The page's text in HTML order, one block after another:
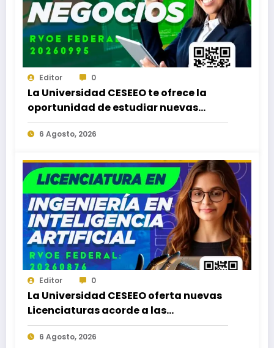
Editor 0
La Universidad CESEEO te ofrece la
oportunidad de estudiar nuevas
Licenciaturas en los Campus Oaxaca,
Puerto Escondido, Ixtepec y en la
6 Agosto, 2026
Editor 0
La Universidad CESEEO oferta nuevas
Licenciaturas acorde a las
necesidades educativas de los
egresados de escuelas del nivel medio
6 Agosto, 2026